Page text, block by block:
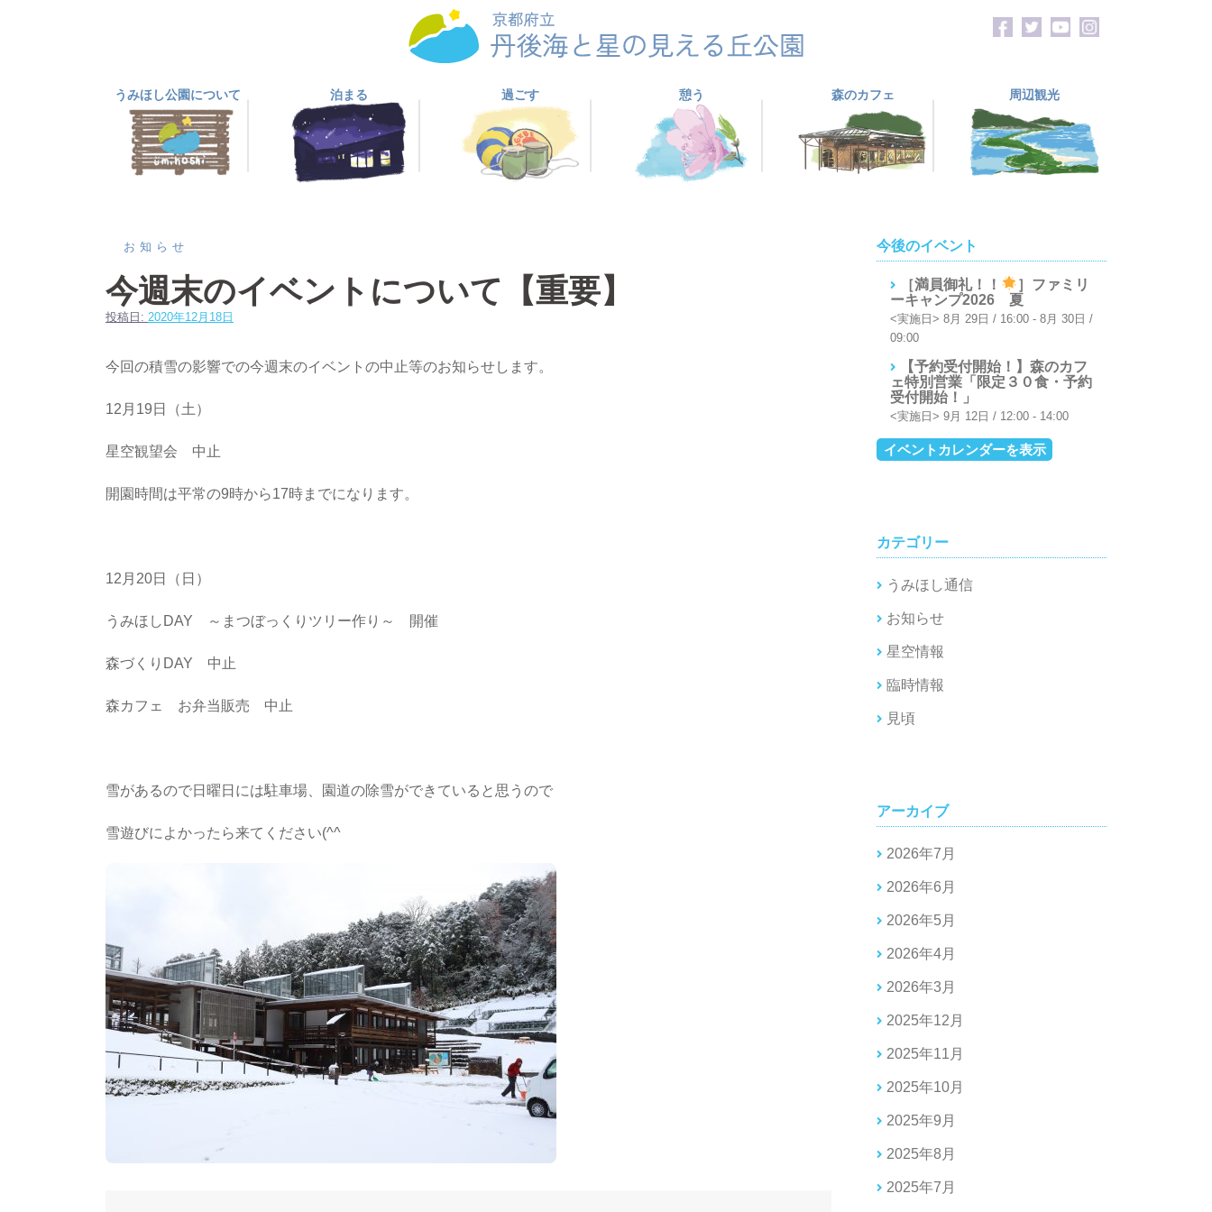
うみほし公園について 泊まる 過ごす 憩う 森のカフェ 周辺観光
お知らせ
今週末のイベントについて【重要】
投稿日: 2020年12月18日
今回の積雪の影響での今週末のイベントの中止等のお知らせします。
12月19日（土）
星空観望会 中止
開園時間は平常の9時から17時までになります。
12月20日（日）
うみほしDAY ～まつぼっくりツリー作り～ 開催
森づくりDAY 中止
森カフェ お弁当販売 中止
雪があるので日曜日には駐車場、園道の除雪ができていると思うので
雪遊びによかったら来てください(^^
今後のイベント
［満員御礼！！
］ファミリ
ーキャンプ2026 夏
8月 29日 / 16:00 - 8月 30日 /
09:00
【予約受付開始！】森のカフ
ェ特別営業「限定３０食・予約
受付開始！」
9月 12日 / 12:00 - 14:00
イベントカレンダーを表示
カテゴリー
うみほし通信
お知らせ
星空情報
臨時情報
見頃
アーカイブ
2026年7月
2026年6月
2026年5月
2026年4月
2026年3月
2025年12月
2025年11月
2025年10月
2025年9月
2025年8月
2025年7月